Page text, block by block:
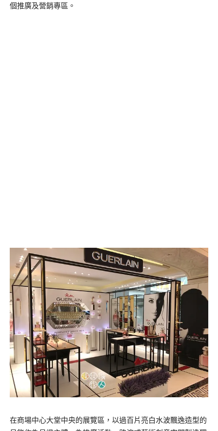
個推廣及營銷專區。
在商場中心大堂中央的展覽區，以過百片亮白水波飄逸造型的